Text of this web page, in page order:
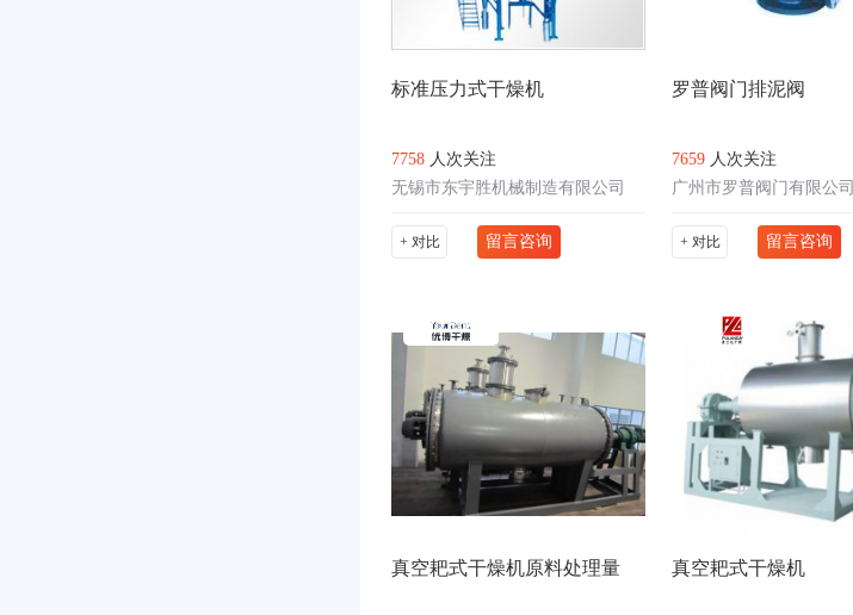
标准压力式干燥机
7758 人次关注
无锡市东宇胜机械制造有限公司
+ 对比 留言咨询
罗普阀门排泥阀
7659 人次关注
广州市罗普阀门有限公司
+ 对比 留言咨询
真空耙式干燥机原料处理量 真空耙式干燥机